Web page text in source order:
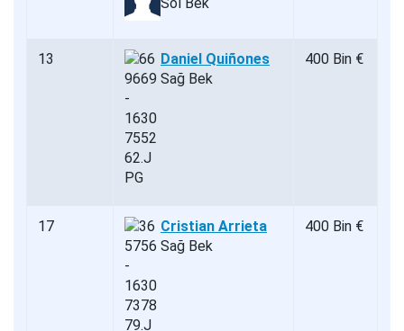
Sol Bek
13
Daniel Quiñones
Sağ Bek
400 Bin €
17
Cristian Arrieta
Sağ Bek
400 Bin €